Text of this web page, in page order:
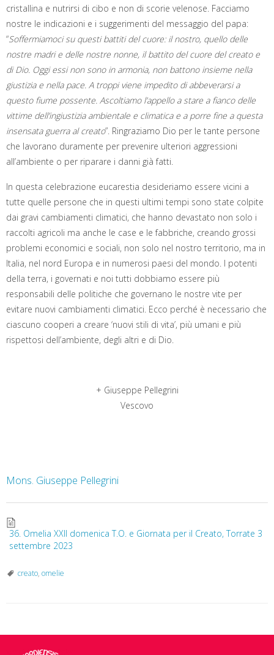
cristallina e nutrirsi di cibo e non di scorie velenose. Facciamo
nostre le indicazioni e i suggerimenti del messaggio del papa:
“Soffermiamoci su questi battiti del cuore: il nostro, quello delle
nostre madri e delle nostre nonne, il battito del cuore del creato e
di Dio. Oggi essi non sono in armonia, non battono insieme nella
giustizia e nella pace. A troppi viene impedito di abbeverarsi a
questo fiume possente. Ascoltiamo l’appello a stare a fianco delle
vittime dell’ingiustizia ambientale e climatica e a porre fine a questa
insensata guerra al creato”. Ringraziamo Dio per le tante persone
che lavorano duramente per prevenire ulteriori aggressioni
all’ambiente o per riparare i danni già fatti.
In questa celebrazione eucarestia desideriamo essere vicini a
tutte quelle persone che in questi ultimi tempi sono state colpite
dai gravi cambiamenti climatici, che hanno devastato non solo i
raccolti agricoli ma anche le case e le fabbriche, creando grossi
problemi economici e sociali, non solo nel nostro territorio, ma in
Italia, nel nord Europa e in numerosi paesi del mondo. I potenti
della terra, i governati e noi tutti dobbiamo essere più
responsabili delle politiche che governano le nostre vite per
evitare nuovi cambiamenti climatici. Ecco perché è necessario che
ciascuno cooperi a creare ‘nuovi stili di vita’, più umani e più
rispettosi dell’ambiente, degli altri e di Dio.
+ Giuseppe Pellegrini
Vescovo
Mons. Giuseppe Pellegrini
36. Omelia XXII domenica T.O. e Giornata per il Creato, Torrate 3
settembre 2023
creato, omelie